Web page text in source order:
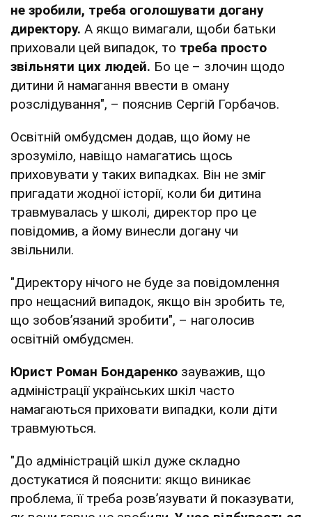
не зробили, треба оголошувати догану
директору. А якщо вимагали, щоби батьки
приховали цей випадок, то треба просто
звільняти цих людей. Бо це – злочин щодо
дитини й намагання ввести в оману
розслідування", – пояснив Сергій Горбачов.
Освітній омбудсмен додав, що йому не
зрозуміло, навіщо намагатись щось
приховувати у таких випадках. Він не зміг
пригадати жодної історії, коли би дитина
травмувалась у школі, директор про це
повідомив, а йому винесли догану чи
звільнили.
"Директору нічого не буде за повідомлення
про нещасний випадок, якщо він зробить те,
що зобов’язаний зробити", – наголосив
освітній омбудсмен.
Юрист Роман Бондаренко зауважив, що
адміністрації українських шкіл часто
намагаються приховати випадки, коли діти
травмуються.
"До адміністрацій шкіл дуже складно
достукатися й пояснити: якщо виникає
проблема, її треба розв’язувати й показувати,